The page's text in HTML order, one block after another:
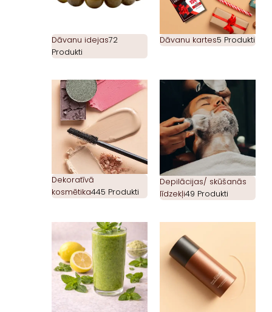
Dāvanu idejas72
Produkti
Dāvanu kartes5 Produkti
Dekoratīvā
kosmētika445 Produkti
Depilācijas/ skūšanās
līdzekļi49 Produkti